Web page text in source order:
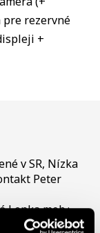
pre rezervné
+
v SR, Nízka
Peter
Lenka mob.: